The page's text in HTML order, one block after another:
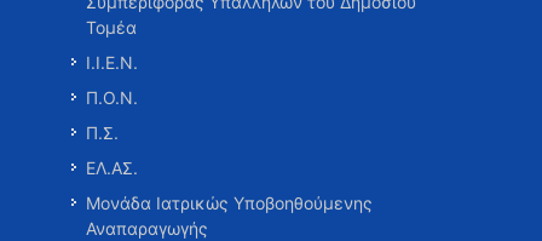
Τομέα
Ι.Ι.Ε.Ν.
Π.Ο.Ν.
Π.Σ.
ΕΛ.ΑΣ.
Μονάδα Ιατρικώς Υποβοηθούμενης
Αναπαραγωγής